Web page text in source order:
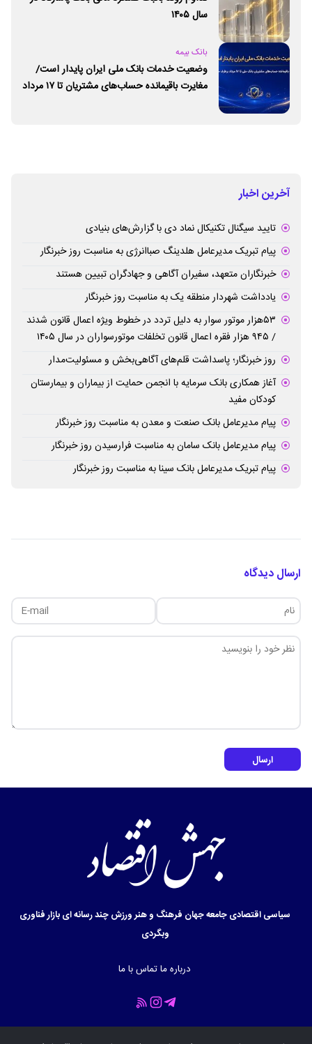
سال ۱۴۰۵
بانک بیمه
وضعیت خدمات بانک ملی ایران پایدار است/
مغایرت‌ باقیمانده حساب‌های مشتریان تا ۱۷ مرداد
آخرین اخبار
تایید سیگنال تکنیکال نماد دی با گزارش‌های بنیادی
پیام تبریک مدیرعامل هلدینگ صباانرژی به مناسبت روز خبرنگار
خبرنگاران متعهد، سفیران آگاهی و جهادگران تبیین هستند
یادداشت شهردار منطقه یک به مناسبت روز خبرنگار
۵۳هزار موتور سوار به دلیل تردد در خطوط ویژه اعمال قانون شدند
/ ۹۴۵ هزار فقره اعمال قانون تخلفات موتورسواران در سال ۱۴۰۵
روز خبرنگار؛ پاسداشت قلم‌های آگاهی‌بخش و مسئولیت‌مدار
آغاز همکاری بانک سرمایه با انجمن حمایت از بیماران و بیمارستان
کودکان مفید
پیام مدیرعامل بانک صنعت و معدن به مناسبت روز خبرنگار
پیام مدیرعامل بانک سامان به مناسبت فرارسیدن روز خبرنگار
پیام تبریک مدیرعامل بانک سینا به مناسبت روز خبرنگار
ارسال دیدگاه
ارسال
سیاسیاقتصادیجامعهجهان فرهنگ و هنرورزشچند رسانه ایبازارفناوری
وبگردی
درباره ماتماس با ما